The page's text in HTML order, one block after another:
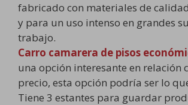
fabricado con materiales de
y para un uso intenso en grandes
trabajo.
Carro camarera de pisos
una opción interesante en relación
precio, esta opción podría ser lo
Tiene 3 estantes para guardar